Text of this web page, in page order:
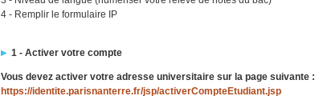
4 - Remplir le formulaire IP
1 - Activer votre compte
Vous devez activer votre adresse universitaire sur la page suivante :
https://identite.parisnanterre.fr/jsp/activerCompteEtudiant.jsp